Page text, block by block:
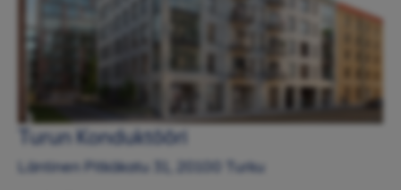
Turun Konduktööri
Läntinen Pitkäkatu 31, 20100 Turku